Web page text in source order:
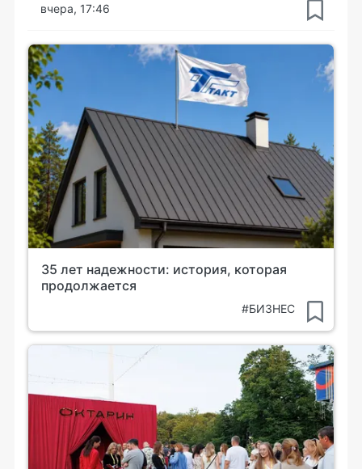
вчера, 17:46
35 лет надежности: история, которая
продолжается
#БИЗНЕС